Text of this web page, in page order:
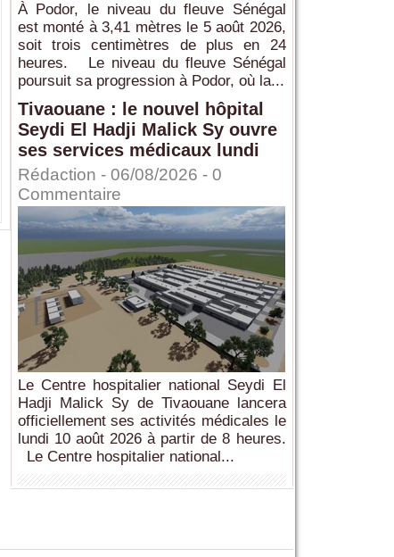
À Podor, le niveau du fleuve Sénégal
est monté à 3,41 mètres le 5 août 2026,
soit trois centimètres de plus en 24
heures. Le niveau du fleuve Sénégal
poursuit sa progression à Podor, où la...
Tivaouane : le nouvel hôpital
Seydi El Hadji Malick Sy ouvre
ses services médicaux lundi
Rédaction - 06/08/2026 - 0
Commentaire
Le Centre hospitalier national Seydi El
Hadji Malick Sy de Tivaouane lancera
officiellement ses activités médicales le
lundi 10 août 2026 à partir de 8 heures.
Le Centre hospitalier national...